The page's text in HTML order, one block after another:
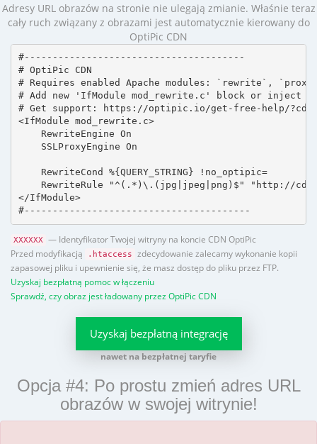
Adresy URL obrazów na stronie nie ulegają zmianie. Właśnie teraz
cały ruch związany z obrazami jest automatycznie kierowany do
OptiPic CDN
#---------------------------------------
# OptiPic CDN
# Requires enabled Apache modules: `rewrite`,
# Add new 'IfModule mod_rewrite.c' block or inject
# Get support: https://optipic.io/get-free-help/
<IfModule mod_rewrite.c>
    RewriteEngine On
    SSLProxyEngine On
    RewriteCond %{QUERY_STRING} !no_optipic=
RewriteRule "^(.*)\.(jpg|jpeg|png)$" "http://
</IfModule>
#----------------------------------------
XXXXXX
— Identyfikator Twojej witryny na koncie CDN OptiPic
Przed modyfikacją
.htaccess
zdecydowanie zalecamy wykonanie kopii
zapasowej pliku i upewnienie się, że masz dostęp do pliku przez FTP.
Uzyskaj bezpłatną pomoc w łączeniu
Sprawdź, czy obraz jest ładowany przez OptiPic CDN
Uzyskaj bezpłatną integrację
nawet na bezpłatnej taryfie
Opcja #4: Po prostu zmień adres URL
obrazów w swojej witrynie!